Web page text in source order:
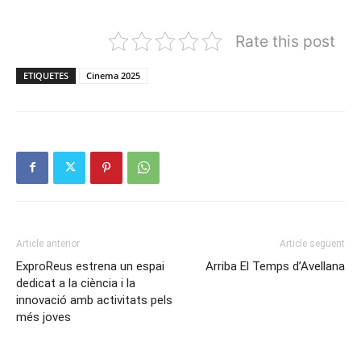
Rate this post
ETIQUETES Cinema 2025
Article anterior
ExproReus estrena un espai
dedicat a la ciència i la
innovació amb activitats pels
més joves
Article següent
Arriba El Temps d’Avellana